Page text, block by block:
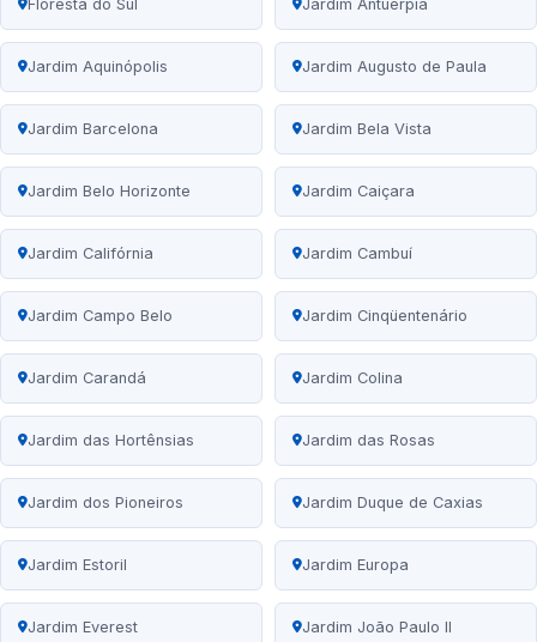
Floresta do Sul Jardim Antuérpia
Jardim Aquinópolis Jardim Augusto de Paula
Jardim Barcelona Jardim Bela Vista
Jardim Belo Horizonte Jardim Caiçara
Jardim Califórnia Jardim Cambuí
Jardim Campo Belo Jardim Cinqüentenário
Jardim Carandá Jardim Colina
Jardim das Hortênsias Jardim das Rosas
Jardim dos Pioneiros Jardim Duque de Caxias
Jardim Estoril Jardim Europa
Jardim Everest Jardim João Paulo II